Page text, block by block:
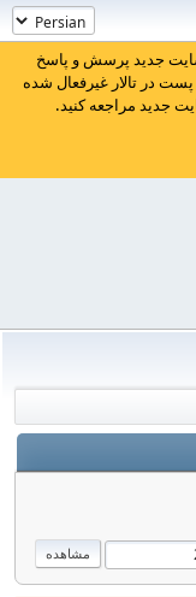
جدید پرسش و پاسخ
در تالار غیرفعال شده
جدید مراجعه کنید.